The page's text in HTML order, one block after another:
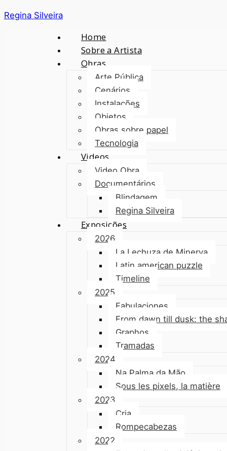
Regina Silveira
Home
Sobre a Artista
Obras
Arte Pública
Cenários
Instalações
Objetos
Obras sobre papel
Tecnologia
Videos
Video Obra
Documentários
Blindagem
Regina Silveira
Exposições
2026
La Lechuza de Minerva
Latin american puzzle
Timeline
2025
Fabulaciones
From dawn till dusk: the
Graphos
Tramadas
2024
Na Palma da Mão
Sous les pixels, la matière
2023
Cria
Rompecabezas
2022